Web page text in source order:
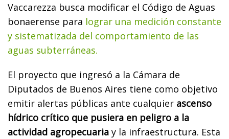
Vaccarezza busca modificar el Código de Aguas
bonaerense para lograr una medición constante
y sistematizada del comportamiento de las
aguas subterráneas.
El proyecto que ingresó a la Cámara de
Diputados de Buenos Aires tiene como objetivo
emitir alertas públicas ante cualquier ascenso
hídrico crítico que pusiera en peligro a la
actividad agropecuaria y la infraestructura. Esta